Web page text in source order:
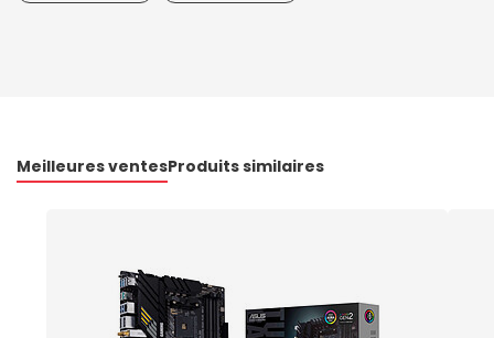
Meilleures ventesProduits similaires